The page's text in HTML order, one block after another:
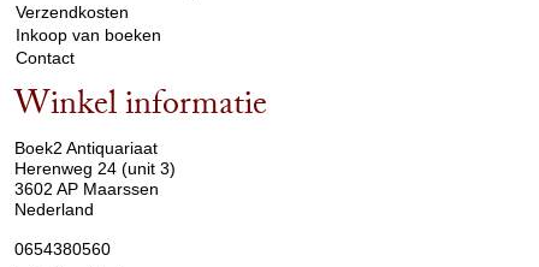
Verzendkosten
Inkoop van boeken
Contact
Winkel informatie
Boek2 Antiquariaat
Herenweg 24 (unit 3)
3602 AP Maarssen
Nederland
0654380560